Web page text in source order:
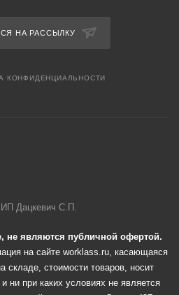
НА РАССЫЛКУ
КОНФИДЕНЦИАЛЬНОСТИ
Дацкевич С.П.
не являются публичной офертой.
на сайте worklass.ru, касающаяся
складе, стоимости товаров, носит
ни при каких условиях не является